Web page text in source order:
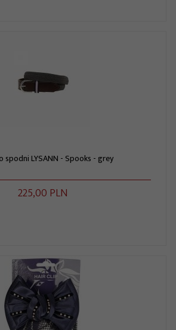
spodni LYSANN - Spooks - grey
225,00 PLN